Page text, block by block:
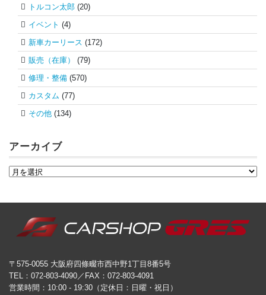
トルコン太郎 (20)
イベント (4)
新車カーリース (172)
販売（在庫）
(79)
修理・整備 (570)
カスタム (77)
その他 (134)
アーカイブ
〒575-0055 大阪府四條畷市西中野1丁目8番5号
TEL：072-803-4090／FAX：072-803-4091
営業時間：10:00 - 19:30（定休日：日曜・祝日）